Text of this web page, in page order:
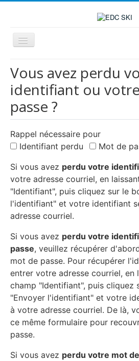
Basculer
la
Accueil
Ski de Piste/Snow
Ski de Rando
Inscriptions
Vie du Club
Nous Contacter
Vous avez perdu
identifiant ou
passe ?
Rappel nécessaire pour
Identifiant perdu
Mot de
Si vous avez perdu votre
votre adresse courriel, en
"Identifiant", puis cliquez sur le
l'identifiant" et votre identifiant
adresse courriel.
Si vous avez perdu votre
passe, veuillez récupérer
mot de passe. Pour récupérer
entrer votre adresse courriel, en
champ "Identifiant", puis cliquez
"Envoyer l'identifiant" et votre
à votre adresse courriel. De là,
ce même formulaire pour
passe.
Si vous avez perdu votre mot